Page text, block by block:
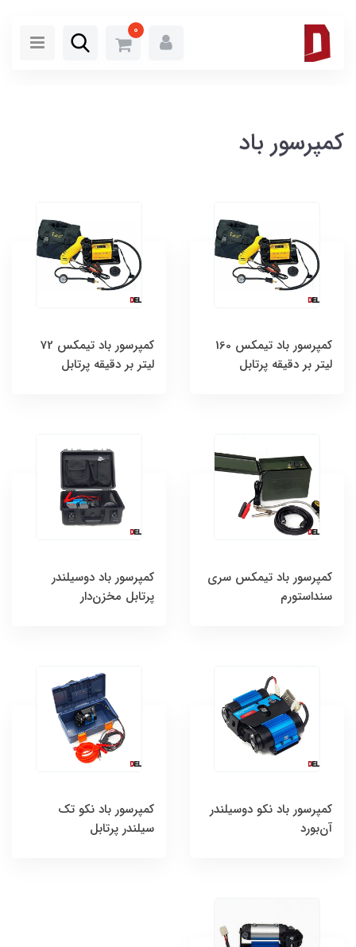
0
کمپرسور باد
کمپرسور باد تیمکس 160
لیتر بر دقیقه پرتابل
کمپرسور باد تیمکس 72
لیتر بر دقیقه پرتابل
کمپرسور باد تیمکس سری
سنداستورم
کمپرسور باد دوسیلندر
پرتابل مخزن‌دار
کمپرسور باد نکو دوسیلندر
آن‌بورد
کمپرسور باد نکو تک
سیلندر پرتابل